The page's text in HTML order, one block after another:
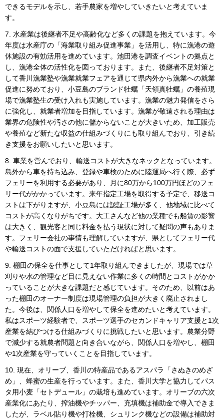
できるモデルを示し、若手農家を増やしていきたいと考えていま
す。
7. 水産業は後継者不足や高齢化など多くの課題を抱えています。今
年度は水産庁の「海業取り組み促進事業」を活用し、特に漁港の遊
休施設の有効活用を進めています。池田港を調査イベントの拠点と
し、漁港全体の活性化を図っております。また、後継者不足対策と
して香川漁業塾や漁業就業フェアを通じて県内外から漁業への就業
促進に努めており、小豆島のブランド牡蠣「天領真牡蠣」の養殖現
場で漁業塾生の受け入れも実施しています。漁業の魅力発信をさら
に強化し、就業者増加を目指しています。漁業が敬遠される理由は
業界の危険性や汚さの他に儲からないことが大きいため、加工販売
や養殖など新たな収益の仕組みづくりにも取り組んでおり、引き続
き支援をお願いしたいと思います。
8. 車業を営んでおり、輸送コストが大きなネックとなっています。
島外から車を持ち込み、登録や車検のために陸運局へ行く際、必ず
フェリーを利用する必要があり、月に80万から100万円ほどのフェ
リー代がかかっています。来年指定工場を取得する予定で、移送コ
ストは下がりますが、小豆島には認証工場が多く、他地域に比べて
コストが高くなりがちです。大工さんなど他の業種でも船賃の影響
は大きく、観光客と同じ料金を払う現状に対して疑問の声もありま
す。フェリー会社の事情も理解していますが、県としてフェリー代
や輸送コストの面で支援していただければと思います。
9. 棚田の保全を仕事として1年取り組んできましたが、現場では草
刈りや水の管理など目に見えない作業に多くの時間とコストがかか
っていることが大きな課題だと感じています。そのため、以前はあ
った棚田のオーナー制度は現場管理の負担が大きく廃止されまし
た。今後は、関係人口を増やして保全を進めたいと考えています。
私はスポーツ経験者で、スポーツ選手のセカンドキャリア支援と1次
産業を結びつける仕組みづくりに挑戦したいと思います。農業分野
で減少する就農者問題と向き合いながら、関係人口を増やし、棚田
や1次産業を守っていくことを目指しています。
10. 現在、オリーブ、香川の特産品であるアスパラ「さぬきのめざ
め」、蜂蜜の生産を行っています。また、香川大学と協力してパス
タ用小麦「セトデュール」の栽培も進めています。オリーブの六次
産業化にあたり、搾油機やチッパー、充填機は補助金で導入できま
したが、ラベル貼り機や打栓機、シュリンク機などの設備は補助対